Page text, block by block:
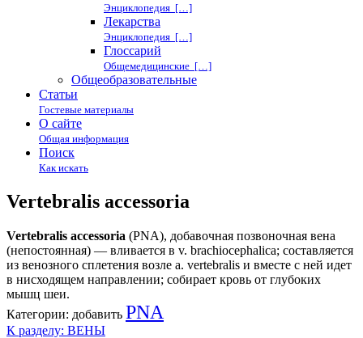
Энциклопедия […]
Лекарства
Энциклопедия […]
Глоссарий
Общемедицинские […]
Общеобразовательные
Статьи
Гостевые материалы
О сайте
Общая информация
Поиск
Как искать
Vertebralis accessoria
Vertebralis accessoria (PNA), добавочная позвоночная вена
(непостоянная) — вливается в v. brachiocephalica; составляется
из венозного сплетения возле a. vertebralis и вместе с ней идет
в нисходящем направлении; собирает кровь от глубоких
мышц шеи.
Категории: добавить PNA
К разделу: ВЕНЫ